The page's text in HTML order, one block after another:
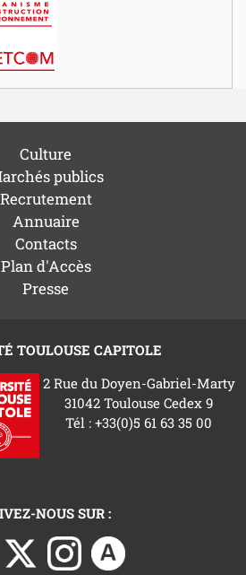
Culture
publics
Recrutement
Annuaire
Contacts
Plan d'Accès
Presse
TOULOUSE CAPITOLE
2 Rue du Doyen-Gabriel-Marty
31042 Toulouse Cedex 9
Tél : +33(0)5 61 63 35 00
NOUS SUR :